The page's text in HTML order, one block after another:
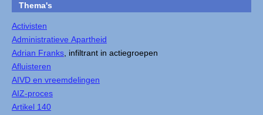
Thema's
Activisten
Administratieve Apartheid
Adrian Franks , infiltrant in actiegroepen
Afluisteren
AIVD en vreemdelingen
AIZ-proces
Artikel 140